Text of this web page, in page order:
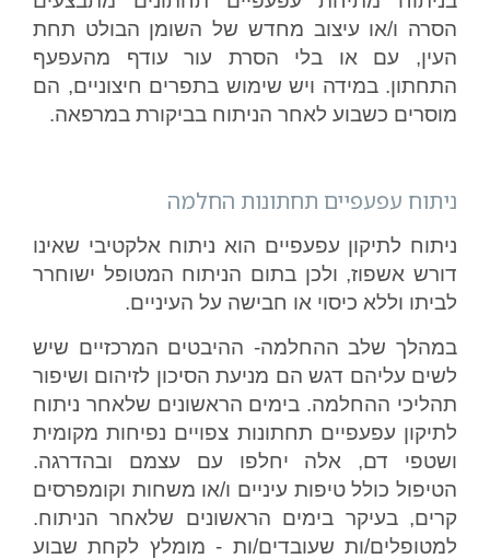
הסרה ו/או עיצוב מחדש של השומן הבולט תחת
העין, עם או בלי הסרת עור עודף מהעפעף
התחתון. במידה ויש שימוש בתפרים חיצוניים, הם
מוסרים כשבוע לאחר הניתוח בביקורת במרפאה.
ניתוח עפעפיים תחתונות החלמה
ניתוח לתיקון עפעפיים הוא ניתוח אלקטיבי שאינו
דורש אשפוז, ולכן בתום הניתוח המטופל ישוחרר
לביתו וללא כיסוי או חבישה על העיניים.
במהלך שלב ההחלמה- ההיבטים המרכזיים שיש
לשים עליהם דגש הם מניעת הסיכון לזיהום ושיפור
תהליכי ההחלמה. בימים הראשונים שלאחר ניתוח
לתיקון עפעפיים תחתונות צפויים נפיחות מקומית
ושטפי דם, אלה יחלפו עם עצמם ובהדרגה.
הטיפול כולל טיפות עיניים ו/או משחות וקומפרסים
קרים, בעיקר בימים הראשונים שלאחר הניתוח.
למטופלים/ות שעובדים/ות - מומלץ לקחת שבוע